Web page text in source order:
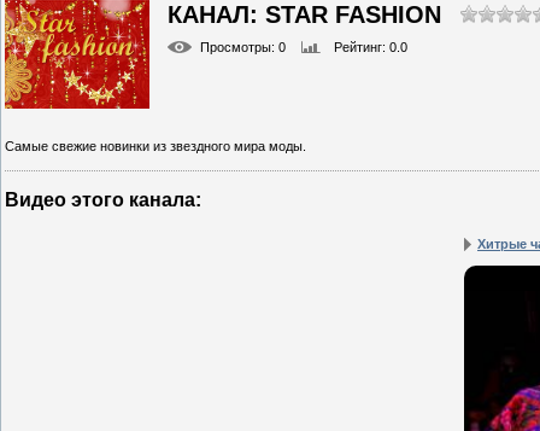
КАНАЛ: STAR FASHION
Просмотры: 0 Рейтинг: 0.0
Самые свежие новинки из звездного мира моды.
Видео этого канала:
Хитрые